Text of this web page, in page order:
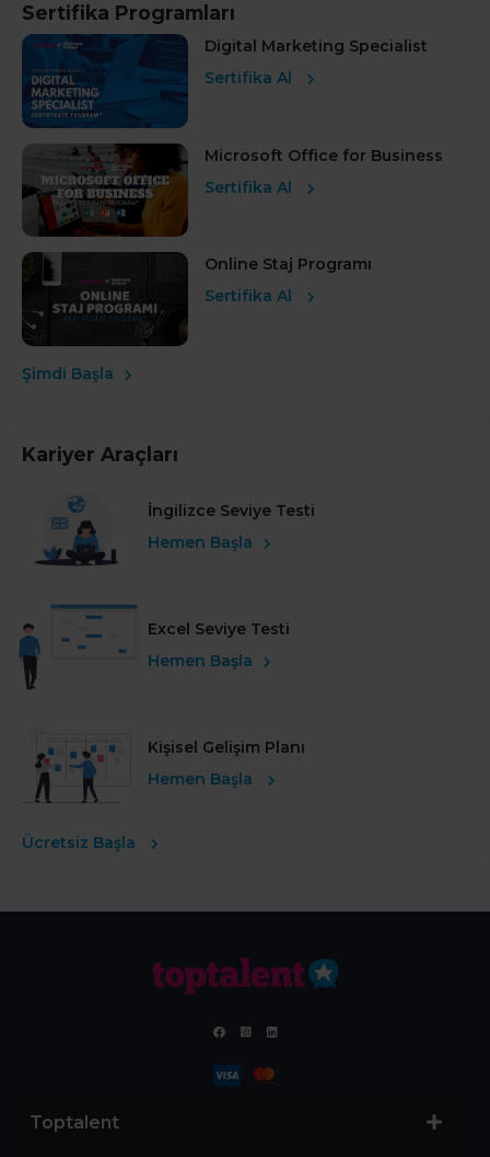
Sertifika Programları
Digital Marketing Specialist
Sertifika Al
Microsoft Office for Business
Sertifika Al
Online Staj Programı
Sertifika Al
Şimdi Başla
Kariyer Araçları
İngilizce Seviye Testi
Hemen Başla
Excel Seviye Testi
Hemen Başla
Kişisel Gelişim Planı
Hemen Başla
Ücretsiz Başla
Toptalent